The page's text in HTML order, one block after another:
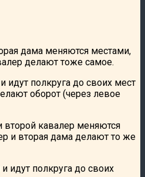
дама меняются местами,
делают тоже самое.
идут полкруга до своих мест
оборот (через левое
кавалер меняются
и вторая дама делают то же
и идут полкруга до своих